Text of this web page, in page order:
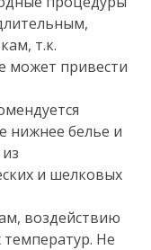
т.к.
может привести
нижнее белье и
и шелковых
воздействию
Не